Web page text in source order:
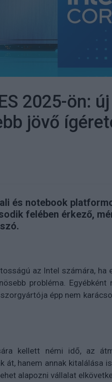
2025-ön: új
jövő
és notebook
felében érkező,
az Intel számára, ha
probléma. Egyébként
épp nem
kellett némi idő, az
hanem annak kitalálása
alapozni vállalat